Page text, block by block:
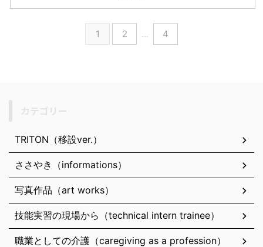
1 2 … 4
TRITON（移設ver.）
ささやき（informations）
写真作品（art works）
技能実習の現場から（technical intern trainee）
職業としての介護（caregiving as a profession）